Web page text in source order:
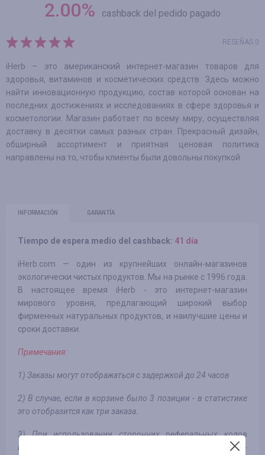
2.00% cashback del pedido pagado
RESEÑAS 0
iHerb – это американский интернет-магазин товаров для
здоровья, витаминов и косметических средств. Здесь можно
найти инновационную продукцию, состав которой основан на
последних достижениях и исследованиях в сфере здоровья и
косметологии. Магазин работает по всему миру, осуществляя
доставку в десятки самых разных стран. Прекрасный дизайн,
обширный ассортимент и приятная ценовая политика
направлены на то, чтобы клиенты были довольны покупкой.
INFORMACIÓN GARANTÍA
Tiempo de espera medio del cashback: 41 día
iHerb.com — один из крупнейших онлайн-магазинов
экологически чистых продуктов. Мы на рынке с 1996 года.
В настоящее время iHerb - это интернет-магазин
мирового уровня, предлагающий широкий выбор
фирменных натуральных продуктов, и наилучшие цены и
сроки доставки.
Примечания:
1) Заказы могут отображаться с задержкой до 24 часов
2) В случае, если в корзине было 3 позиции - в статистике
это отобразится как три заказа.
3) При использовании сторонних реферальных кодов
кэшбэк не начисляется (вида - WVH858
- три буквы и три-